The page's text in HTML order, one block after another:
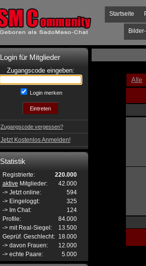
Startseite
Login für Mitglieder
Zugangscode eingeben:
Login merken
Zugangscode vergessen?
Jetzt Kostenlos Anmelden!
Statistik
Registrierte:
220.000
aktive Mitglieder:
42.000
-> Jetzt online:
594
-> Eingeloggt:
325
-> Im Chat:
124
Profile:
84.000
-> mit Real-Siegel:
13.500
Geprüf. Geschlecht:
18.000
-> davon Frauen:
12.000
-> echte Paare:
5.000
Alle